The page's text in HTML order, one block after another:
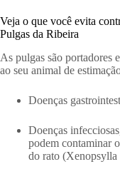
Veja o que você evita
Pulgas da Ribeira
As pulgas são portadores
ao seu animal de
Doenças
Doenças
podem contaminar
do rato (Xenopsylla